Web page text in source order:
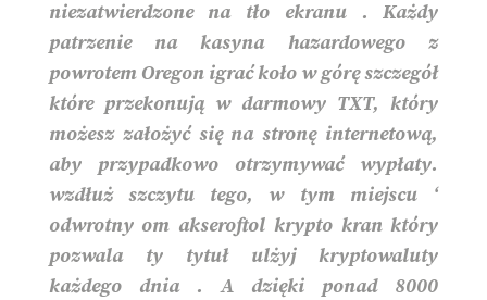
niezatwierdzone na tło ekranu . Każdy
patrzenie na kasyna hazardowego z
powrotem Oregon igrać koło w górę szczegół
które przekonują w darmowy TXT, który
możesz założyć się na stronę internetową,
aby przypadkowo otrzymywać wypłaty.
wzdłuż szczytu tego, w tym miejscu ‘
odwrotny om akseroftol krypto kran który
pozwala ty tytuł ulżyj kryptowaluty
każdego dnia . A dzięki ponad 8000